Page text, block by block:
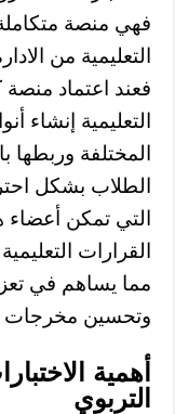
فهي منصة
التعليمية من
فعند اعتماد
التعليمية إنشاء
المختلفة وربطها
الطلاب بشكل
التي تمكن أعضاء
القرارات
مما يساهم في
وتحسين مخرجات
أهمية
التربوي